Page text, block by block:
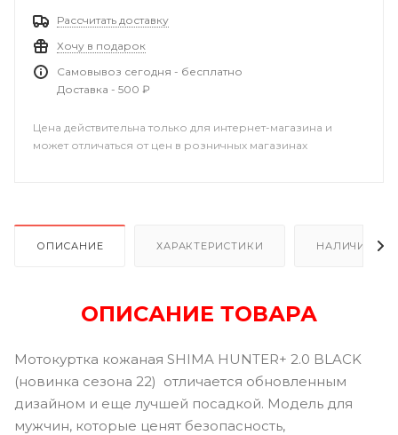
Рассчитать доставку
Хочу в подарок
Самовывоз сегодня - бесплатно
Доставка - 500 ₽
Цена действительна только для интернет-магазина и
может отличаться от цен в розничных магазинах
ОПИСАНИЕ ХАРАКТЕРИСТИКИ НАЛИЧИЕ
ОПИСАНИЕ ТОВАРА
Мотокуртка кожаная SHIMA HUNTER+ 2.0 BLACK
(новинка сезона 22) отличается обновленным
дизайном и еще лучшей посадкой. Модель для
мужчин, которые ценят безопасность,